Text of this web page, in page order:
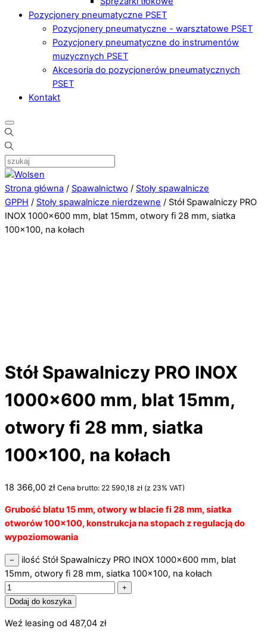
Pozycjonery pneumatyczne PSET
Pozycjonery pneumatyczne - warsztatowe PSET
Pozycjonery pneumatyczne do instrumentów
muzycznych PSET
Akcesoria do pozycjonerów pneumatycznych
PSET
Kontakt
Strona główna / Spawalnictwo / Stoły spawalnicze
GPPH / Stoły spawalnicze nierdzewne / Stół Spawalniczy PRO
INOX 1000×600 mm, blat 15mm, otwory fi 28 mm, siatka
100×100, na kołach
Stół Spawalniczy PRO INOX
1000×600 mm, blat 15mm,
otwory fi 28 mm, siatka
100×100, na kołach
18 366,00 zł Cena brutto: 22 590,18 zł (z 23% VAT)
Grubość blatu 15 mm, otwory w blacie fi 28 mm, siatka
otworów 100×100, konstrukcja na stopach z regulacją do
wypoziomowania
−
ilość Stół Spawalniczy PRO INOX 1000x600 mm, blat
15mm, otwory fi 28 mm, siatka 100x100, na kołach
+
Dodaj do koszyka
Weź leasing od 487,04 zł